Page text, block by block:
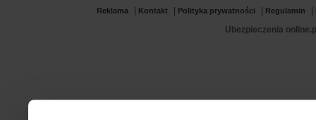
Reklama Kontakt Polityka prywatności Regulamin
Ubezpieczenia